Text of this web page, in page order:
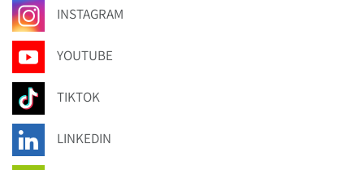
INSTAGRAM
YOUTUBE
TIKTOK
LINKEDIN